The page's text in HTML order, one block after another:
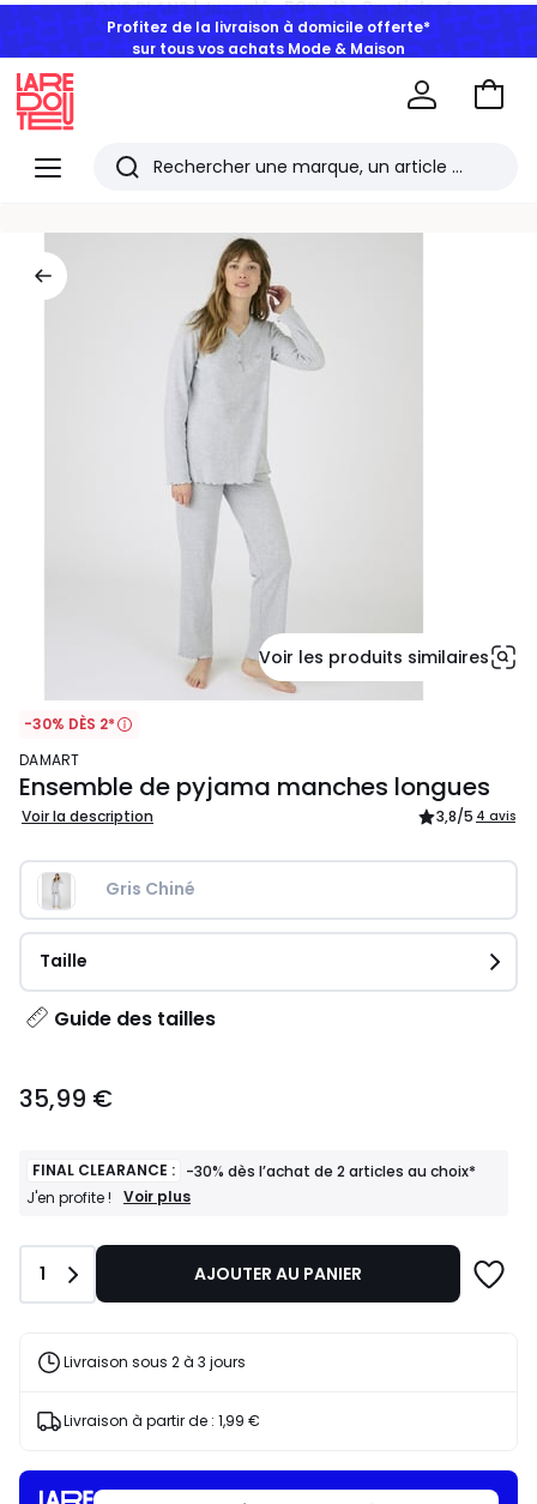
Profitez de la livraison à domicile offerte*
sur tous vos achats Mode & Maison
Menu
Redoute
Rechercher
consultés
Aller
Voir les produits similaires
-30% DÈS 2*
DAMART
Ensemble de pyjama manches longues
Voir la description 3,8/5 4 avis
Gris Chiné
Taille
Guide des tailles
€.
35,99 €
FINAL CLEARANCE : -30% dès l’achat de 2 articles au choix*
J'en profite !
FINAL
articles
J'en
Voir plus
Quantité
1 AJOUTER AU PANIER
Livraison sous 2 à 3 jours
Livraison à partir de : 1,99 €